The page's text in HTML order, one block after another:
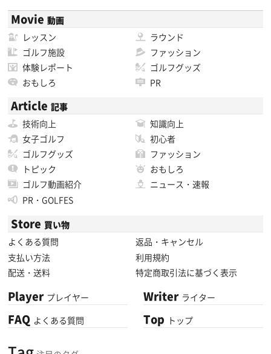
Movie 動画
レッスン
ラウンド
ゴルフ施設
ファッション
体験レポート
ゴルフグッズ
おもしろ
PR
Article 記事
技術向上
知識向上
女子ゴルフ
初心者
ゴルフグッズ
ファッション
トピック
おもしろ
ゴルフ動画紹介
ニュース・速報
PR・GOLFES
Store 買い物
よくある質問
返品・キャンセル
支払い方法
利用規約
配送・送料
特定商取引法に基づく表示
Player プレイヤー
FAQ よくある質問
Writer ライター
Top トップ